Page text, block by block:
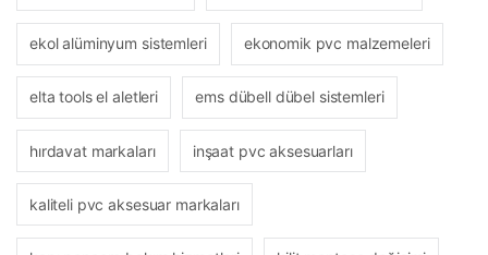
ekol alüminyum sistemleri ekonomik pvc malzemeleri
elta tools el aletleri ems dübell dübel sistemleri
hırdavat markaları inşaat pvc aksesuarları
kaliteli pvc aksesuar markaları